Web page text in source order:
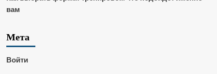
вам
Мета
Войти